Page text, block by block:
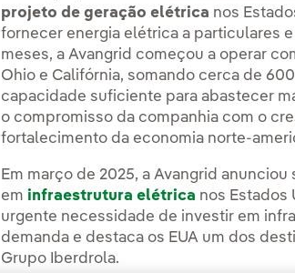
projeto de geração elétrica nos
fornecer energia elétrica a particulares
meses, a Avangrid começou a operar
Ohio e Califórnia, somando cerca de
capacidade suficiente para abastecer
o compromisso da companhia com o
fortalecimento da economia norte-
Em março de 2025, a Avangrid anunciou
em infraestrutura elétrica nos Estados
urgente necessidade de investir em
demanda e destaca os EUA um dos
Grupo Iberdrola.